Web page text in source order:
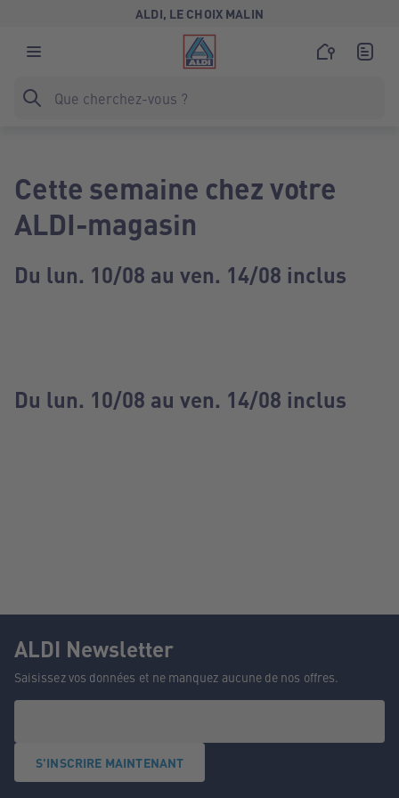
ALDI, LE CHOIX MALIN
Cette semaine chez votre
ALDI-magasin
Du lun. 10/08 au ven. 14/08 inclus
Du lun. 10/08 au ven. 14/08 inclus
ALDI Newsletter
Saisissez vos données et ne manquez aucune de nos offres.
S'INSCRIRE MAINTENANT